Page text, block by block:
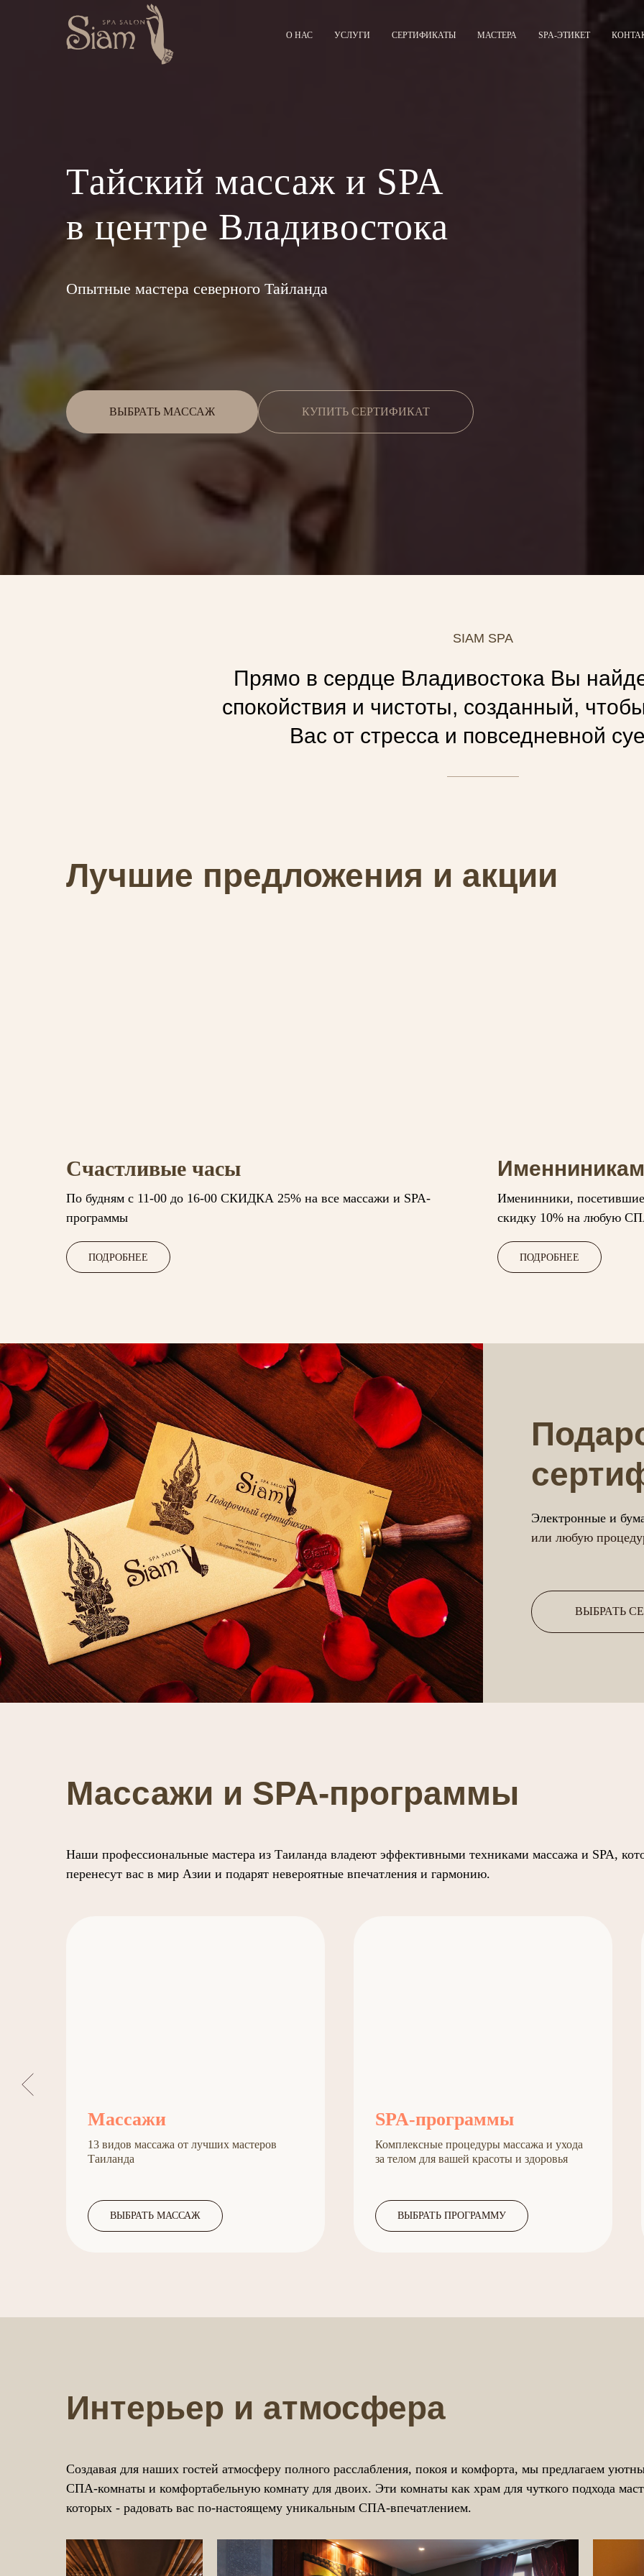
О НАС УСЛУГИ СЕРТИФИКАТЫ МАСТЕРА SPA-ЭТИКЕТ
Тайский массаж и SPA
в центре Владивостока
Опытные мастера северного Тайланда
ВЫБРАТЬ МАССАЖ КУПИТЬ СЕРТИФИКАТ
Прямо в сердце Владивостока Вы
спокойствия и чистоты, созданный,
Вас от стресса и повседневной
SIAM SPA
Лучшие предложения и акции
Счастливые часы
По будням с 11-00 до 16-00 СКИДКА 25% на все массажи и SPA-
программы
ПОДРОБНЕЕ
Именниникам
Именинники,
скидку 10% на любую
ПОДРОБНЕЕ
Электронные и
или любую
ВЫБРАТЬ
Массажи и SPA-программы
Наши профессиональные мастера из Таиланда владеют эффективными техниками массажа и SPA,
перенесут вас в мир Азии и подарят невероятные впечатления и гармонию.
Массажи
13 видов массажа от лучших мастеров
Таиланда
ВЫБРАТЬ МАССАЖ
SPA-программы
Комплексные процедуры массажа и ухода
за телом для вашей красоты и здоровья
ВЫБРАТЬ ПРОГРАММУ
Интерьер и атмосфера
Создавая для наших гостей атмосферу полного расслабления, покоя и комфорта, мы предлагаем
СПА-комнаты и комфортабельную комнату для двоих. Эти комнаты как храм для чуткого подхода
которых - радовать вас по-настоящему уникальным СПА-впечатлением.